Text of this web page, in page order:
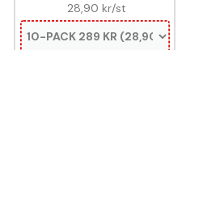
28,90 kr/st